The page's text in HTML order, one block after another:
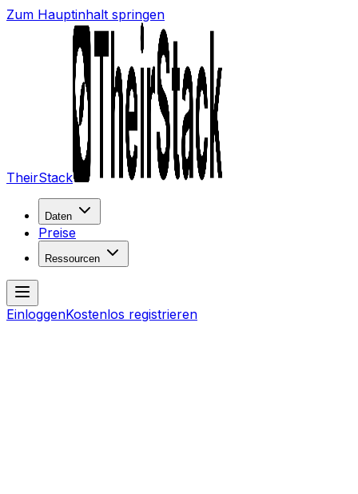
Zum Hauptinhalt springen
TheirStack
Daten
Preise
Ressourcen
EinloggenKostenlos registrieren